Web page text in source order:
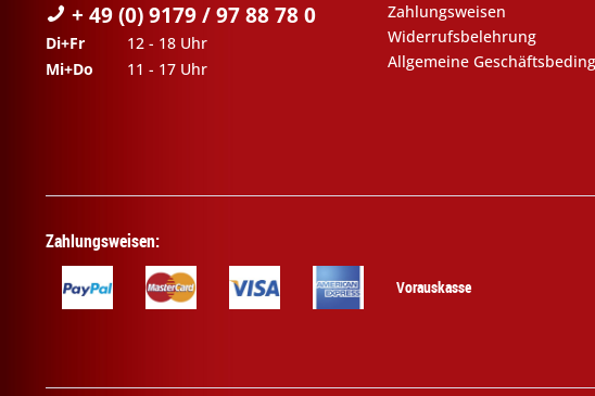
+ 49 (0) 9179 / 97 88 78 0
Di+Fr
12 - 18 Uhr
Mi+Do
11 - 17 Uhr
Zahlungsweisen
Widerrufsbelehrung
Allgemeine
Zahlungsweisen:
Vorauskasse